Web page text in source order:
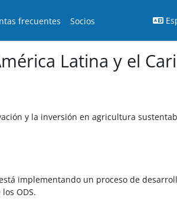
frecuentes Socios
Latina y el
y la inversión en agricultura
implementando un proceso de
ODS.